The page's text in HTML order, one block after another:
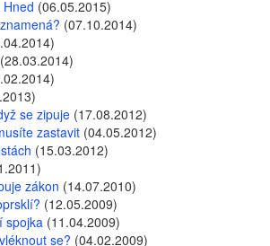
(06.05.2015)
(07.10.2014)
(28.03.2014)
se zipuje (17.08.2012)
zastavit (04.05.2012)
(15.03.2012)
zákon (14.07.2010)
(12.05.2009)
spojka (11.04.2009)
se? (04.02.2009)